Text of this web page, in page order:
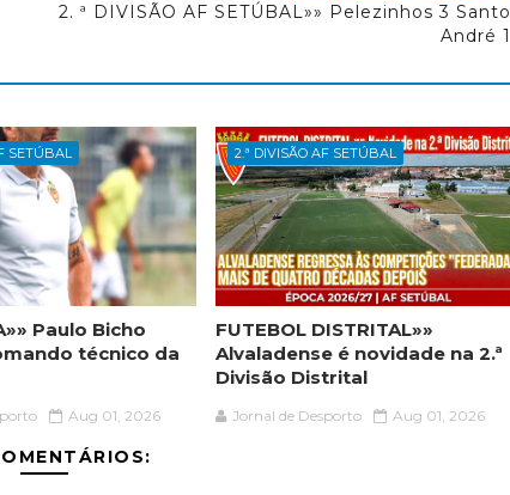
2. ª DIVISÃO AF SETÚBAL»» Pelezinhos 3 Santo
André 1
SETÚBAL
Paulo Bicho
técnico da
Aug 01, 2026
2.ª DIVISÃO AF SETÚBAL
FUTEBOL DISTRITAL»»
Alvaladense é novidade na 2.ª
Divisão Distrital
Jornal de Desporto Aug 01, 2026